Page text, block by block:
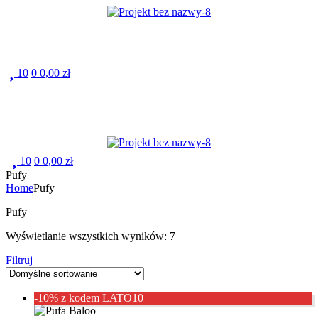
10 0 0,00 zł
10 0 0,00 zł
Pufy
HomePufy
Pufy
Wyświetlanie wszystkich wyników: 7
Filtruj
-10% z kodem LATO10